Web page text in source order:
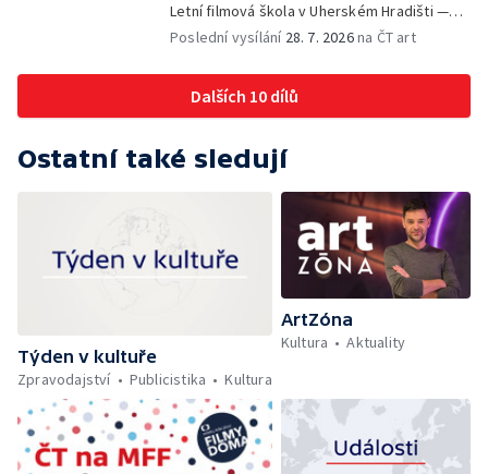
Letní filmová škola v Uherském Hradišti —
Olomoucký U-klub znovu ožije
Poslední vysílání 28. 7. 2026na ČT art
Dalších 10 dílů
Ostatní také sledují
Týden v kultuře
Zpravodajství
Publicistika Kultura
ArtZóna
Kultura
Aktuality